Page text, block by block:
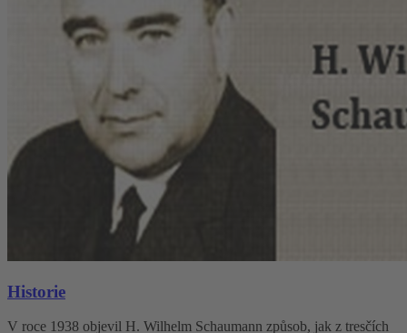
Historie
V roce 1938 objevil H. Wilhelm Schaumann způsob, jak z tresčích